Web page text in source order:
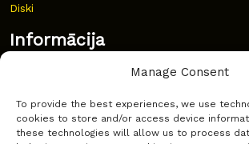
Manage Consent
To provide the best experiences, we use
cookies to store and/or access device
these technologies will allow us to process
Diski
Informācija
Bieži uzdoti jautājumi
Kur pirkt?